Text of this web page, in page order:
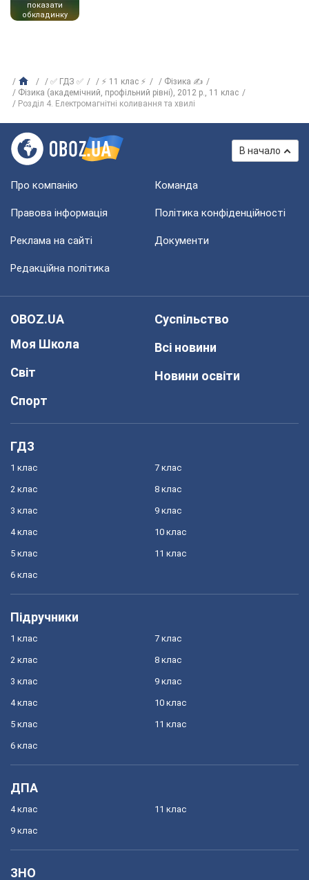
показати
обкладинку
✅ ГДЗ ✅ ⚡ 11 клас ⚡
Фізика ✍
Фізика (академічний, профільний рівні), 2012 р., 11 клас
Розділ 4. Електромагнітні коливання та хвилі
В начало
Про компанію Команда
Правова інформація Політика конфіденційності
Реклама на сайті Документи
Редакційна політика
OBOZ.UA
Моя Школа
Світ
Спорт
Суспільство
Всі новини
Новини освіти
ГДЗ
1 клас
2 клас
3 клас
4 клас
5 клас
6 клас
7 клас
8 клас
9 клас
10 клас
11 клас
Підручники
1 клас
2 клас
3 клас
4 клас
5 клас
6 клас
7 клас
8 клас
9 клас
10 клас
11 клас
ДПА
4 клас
9 клас
11 клас
ЗНО